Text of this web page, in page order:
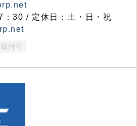
30 / 定休日：土・日・祝
付可